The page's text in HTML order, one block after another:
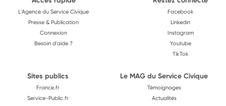
L'Agence du Service Civique
Presse & Publication
Connexion
Besoin d'aide ?
Facebook
Linkedin
Instagram
Youtube
TikTok
Sites publics
France.fr
Service-Public.fr
Le MAG du Service Civique
Témoignages
Actualités